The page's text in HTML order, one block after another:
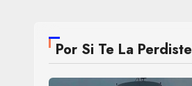
Por Si Te La Perdiste